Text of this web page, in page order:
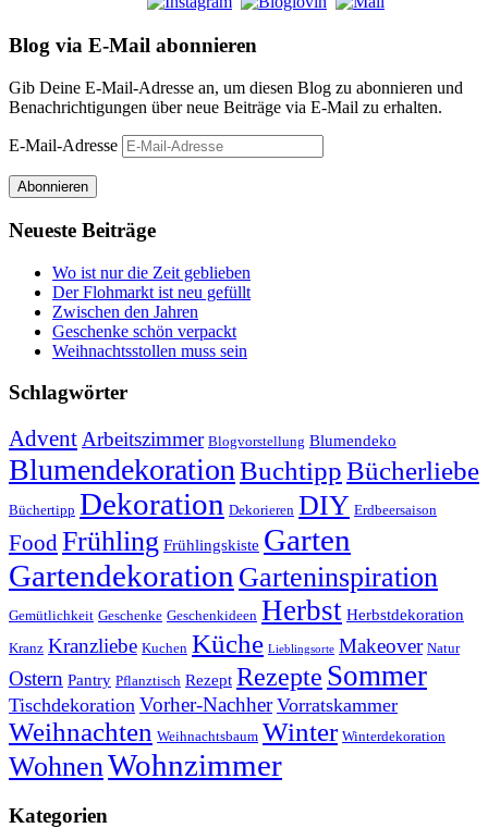
Blog via E-Mail abonnieren
Gib Deine E-Mail-Adresse an, um diesen Blog zu abonnieren und
Benachrichtigungen über neue Beiträge via E-Mail zu erhalten.
E-Mail-Adresse
Abonnieren
Neueste Beiträge
Wo ist nur die Zeit geblieben
Der Flohmarkt ist neu gefüllt
Zwischen den Jahren
Geschenke schön verpackt
Weihnachtsstollen muss sein
Schlagwörter
Advent Arbeitszimmer Blogvorstellung Blumendeko
Blumendekoration BuchtippBücherliebe
Büchertipp Dekoration Dekorieren DIY Erdbeersaison
FoodFrühling Frühlingskiste Garten
Gartendekoration Garteninspiration
Gemütlichkeit Geschenke Geschenkideen Herbst Herbstdekoration
Kranz Kranzliebe Kuchen Küche Lieblingsorte Makeover Natur
Ostern Pantry Pflanztisch Rezept Rezepte Sommer
Tischdekoration Vorher-Nachher Vorratskammer
Weihnachten Weihnachtsbaum Winter Winterdekoration
WohnenWohnzimmer
Kategorien